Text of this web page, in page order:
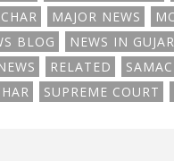
MAJOR NEWS
BLOG NEWS IN
RELATED
SUPREME COURT